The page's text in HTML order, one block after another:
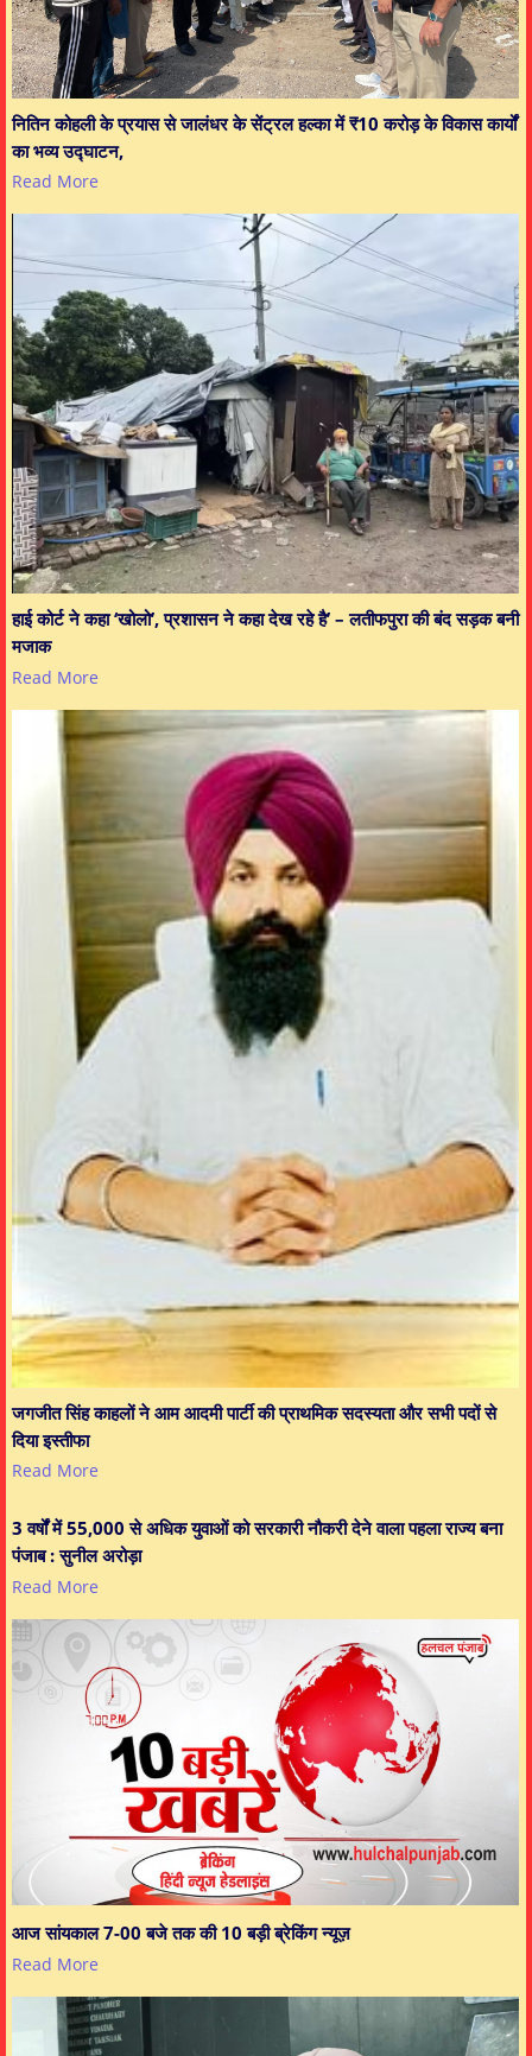
नितिन कोहली के प्रयास से जालंधर के सेंट्रल हल्का में ₹10 करोड़ के विकास कार्यों
का भव्य उद्घाटन,
Read More
हाई कोर्ट ने कहा ‘खोलो’, प्रशासन ने कहा देख रहे है’ – लतीफपुरा की बंद सड़क बनी
मजाक
Read More
जगजीत सिंह काहलों ने आम आदमी पार्टी की प्राथमिक सदस्यता और सभी पदों से
दिया इस्तीफा
Read More
3 वर्षों में 55,000 से अधिक युवाओं को सरकारी नौकरी देने वाला पहला राज्य बना
पंजाब : सुनील अरोड़ा
Read More
आज सांयकाल 7-00 बजे तक की 10 बड़ी ब्रेकिंग न्यूज़
Read More